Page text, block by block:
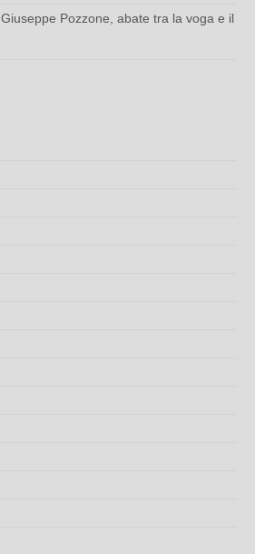
Giuseppe Pozzone, abate tra la voga e il